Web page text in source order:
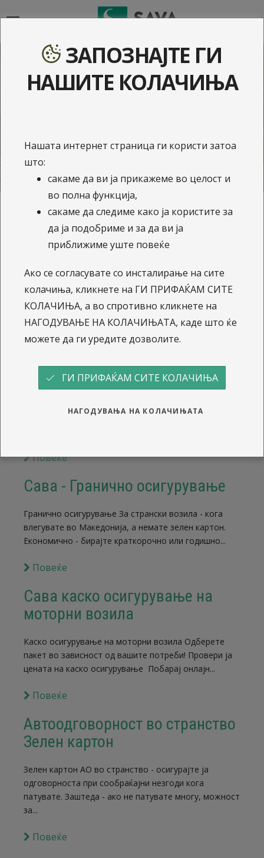
Осигурување на
возило
Автомобилска асистенција
каде што си Достапна низ цела Европа Можност за
поволности и попусти Побарајте...
Повеќе
Осигурување од автомобилска
возила
Пресметај и купи автомобилска одговорност онлајн
Повеќе
Сава - Гранично осигурување
Гранично осигурување За странски возила - кога
влегувате во Македонија, а немате зелен картон.
Економично - бирајте краткорочно или годишно...
Повеќе
Сава каско осигурување на
моторни возила
Каско осигурување на моторни возила Одберете
пакет во зависност од вашите потреби! Провери ја
цената на каско осигурување Побарај онлајн...
Повеќе
Автоодговорност во странство
Зелен картон
Зелен картон АО во странство - осигурајте ја
одговорноста при сообраќајни незгоди кога
патувате. Заштеда - ако не патувате многу, можност
за...
Повеќе
ЗАПОЗНАЈТЕ ГИ
НАШИТЕ КОЛАЧИЊА
Нашата интернет страница ги користи затоа
што:
сакаме да ви ја прикажеме во целост и
во полна функција,
сакаме да следиме како ја користите за
да ја подобриме и за да ви ја
приближиме уште повеќе
Ако се согласувате со инсталирање на сите
колачиња, кликнете на ГИ ПРИФАЌАМ СИТЕ
КОЛАЧИЊА, а во спротивно кликнете на
НАГОДУВАЊЕ НА КОЛАЧИЊАТА, каде што ќе
можете да ги уредите дозволите.
ГИ ПРИФАЌАМ СИТЕ КОЛАЧИЊА
НАГОДУВАЊА НА КОЛАЧИЊАТА